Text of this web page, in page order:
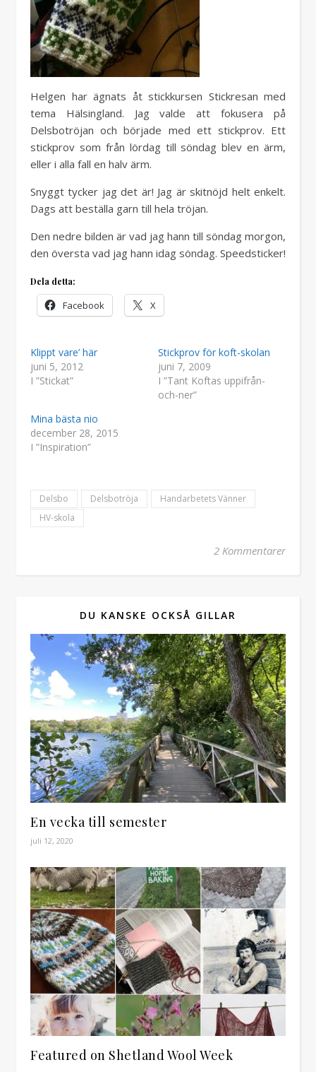
Helgen har ägnats åt stickkursen Stickresan med
tema Hälsingland. Jag valde att fokusera på
Delsbotröjan och började med ett stickprov. Ett
stickprov som från lördag till söndag blev en ärm,
eller i alla fall en halv ärm.
Snyggt tycker jag det är! Jag är skitnöjd helt enkelt.
Dags att beställa garn till hela tröjan.
Den nedre bilden är vad jag hann till söndag morgon,
den översta vad jag hann idag söndag. Speedsticker!
Dela detta:
Facebook X
Klippt vare’ här
juni 5, 2012
I ”Stickat”
Stickprov för koft-skolan
juni 7, 2009
I ”Tant Koftas uppifrån-
och-ner”
Mina bästa nio
december 28, 2015
I ”Inspiration”
Delsbo Delsbotröja
Handarbetets Vänner
HV-skola
2 Kommentarer
DU KANSKE OCKSÅ GILLAR
En vecka till semester
juli 12, 2020
Featured on Shetland Wool Week